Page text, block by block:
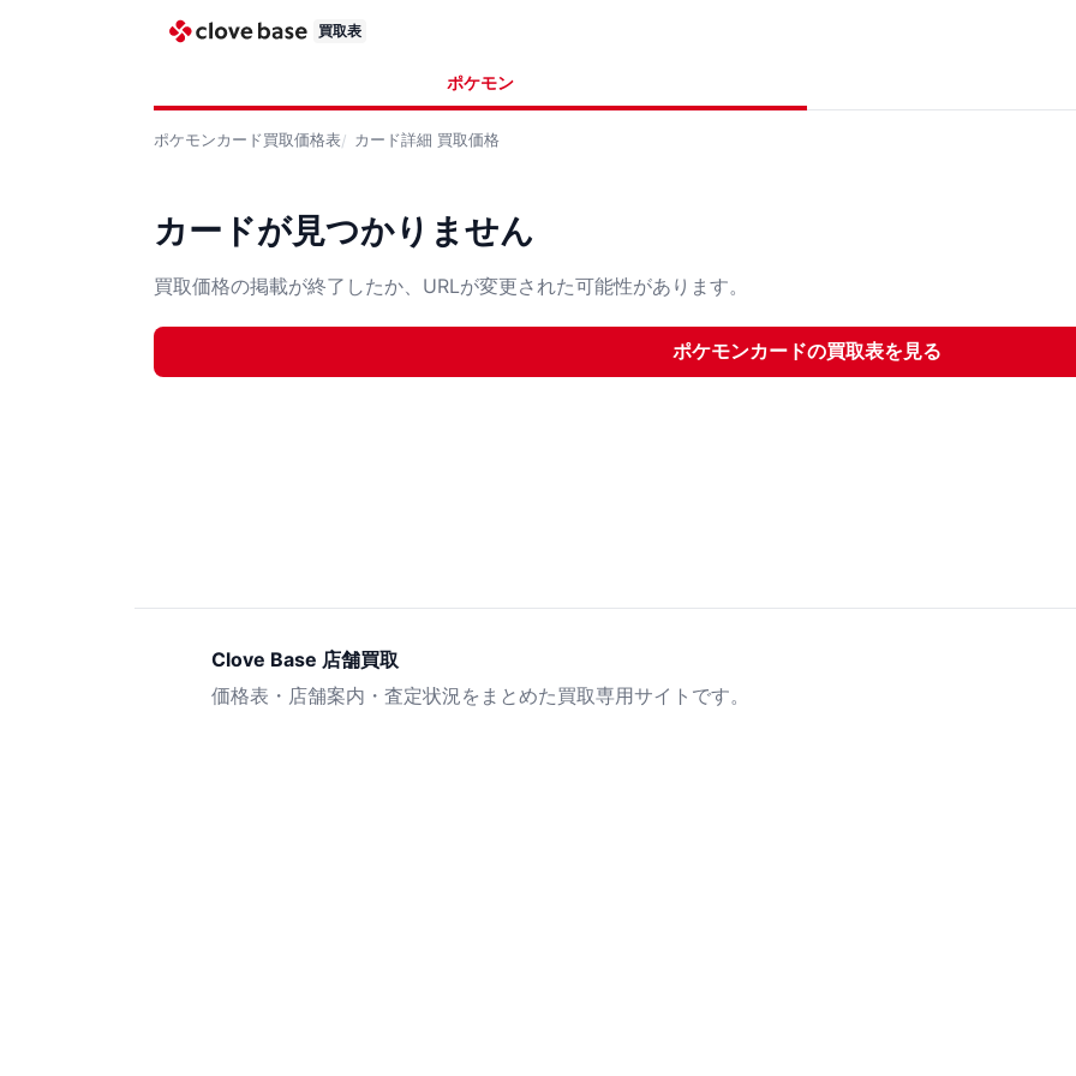
買取表
ポケモン
ポケモンカード買取価格表 カード詳細 買取価格
カードが見つかりません
買取価格の掲載が終了したか、URLが変更された可能性があります。
ポケモンカードの買取表を見る
Clove Base 店舗買取
価格表・店舗案内・査定状況をまとめた買取専用サイトです。